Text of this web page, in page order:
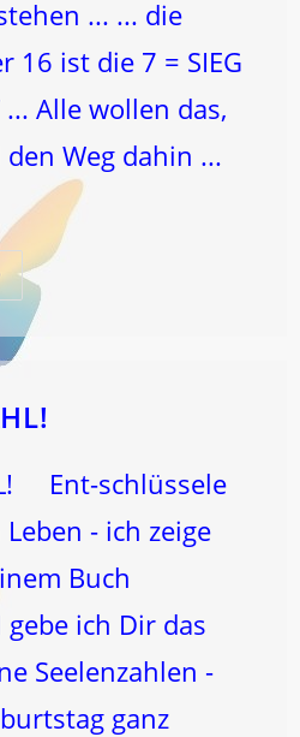
... ... die
16 ist die 7 = SIEG
... Alle wollen das,
Weg dahin ...
Ent-schlüssele
- ich zeige
Buch
gebe ich Dir das
Seelenzahlen -
ganz